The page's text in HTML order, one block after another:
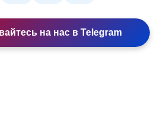
на нас в Telegram